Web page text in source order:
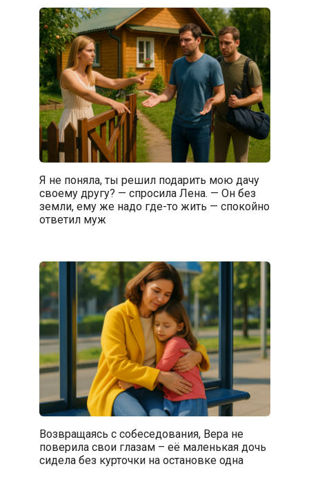
Я не поняла, ты решил подарить мою дачу
своему другу? — спросила Лена. — Он без
земли, ему же надо где-то жить — спокойно
ответил муж
Возвращаясь с собеседования, Вера не
поверила свои глазам – её маленькая дочь
сидела без курточки на остановке одна